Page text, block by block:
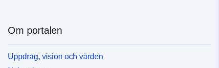
Om portalen
Uppdrag, vision och värden